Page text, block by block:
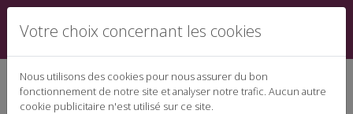
Votre choix concernant les cookies
Nous utilisons des cookies pour nous assurer du bon
fonctionnement de notre site et analyser notre trafic. Aucun autre
cookie publicitaire n'est utilisé sur ce site.